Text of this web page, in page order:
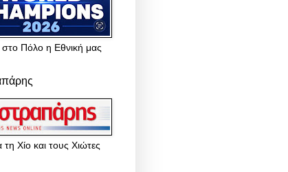
Πόλο η Εθνική μας
τη Χίο και τους Χιώτες